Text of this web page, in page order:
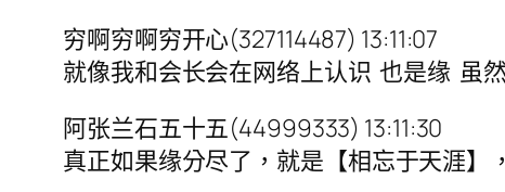
穷啊穷啊穷开心(327114487) 13:11:07
就像我和会长会在网络上认识 也是缘 虽
阿张兰石五十五(44999333) 13:11:30
真正如果缘分尽了，就是【相忘于天涯